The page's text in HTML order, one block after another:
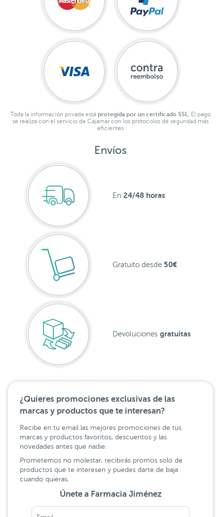
Toda la información privada está protegida por un certificado SSL. El pago
se realiza con el servicio de Cajamar con los protocolos de seguridad más
eficientes
Envíos
En 24/48 horas
Gratuito desde 50€
Devoluciones gratuitas
¿Quieres promociones exclusivas de las
marcas y productos que te interesan?
Recibe en tu email las mejores promociones de tus
marcas y productos favoritos, descuentos y las
novedades antes que nadie.
Prometemos no molestar, recibirás promos solo de
productos que te interesen y puedes darte de baja
cuando quieras.
Únete a Farmacia Jiménez